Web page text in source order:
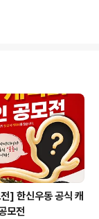
] 한신우동 공식 캐
모전